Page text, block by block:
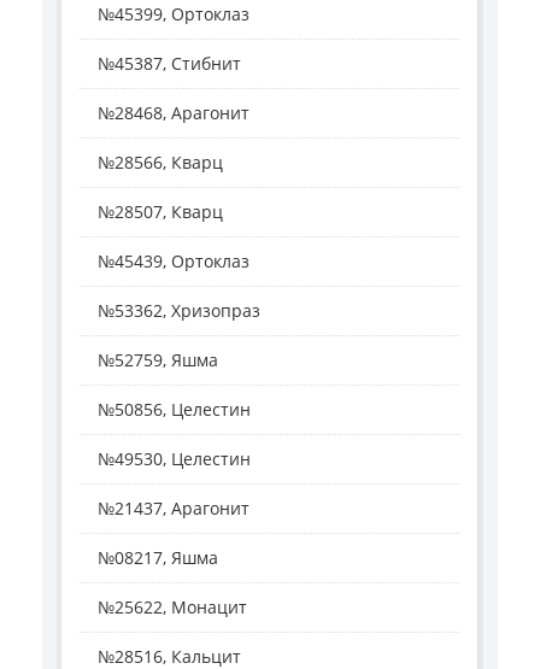
№45399, Ортоклаз
№45387, Стибнит
№28468, Арагонит
№28566, Кварц
№28507, Кварц
№45439, Ортоклаз
№53362, Хризопраз
№52759, Яшма
№50856, Целестин
№49530, Целестин
№21437, Арагонит
№08217, Яшма
№25622, Монацит
№28516, Кальцит